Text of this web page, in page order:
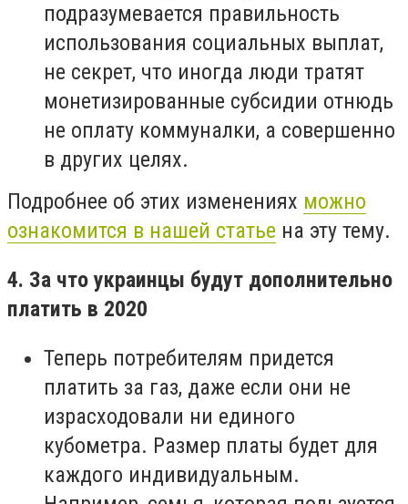
подразумевается правильность
использования социальных выплат,
не секрет, что иногда люди тратят
монетизированные субсидии отнюдь
не оплату коммуналки, а совершенно
в других целях.
Подробнее об этих изменениях можно
ознакомится в нашей статье на эту тему.
4. За что украинцы будут дополнительно
платить в 2020
Теперь потребителям придется
платить за газ, даже если они не
израсходовали ни единого
кубометра. Размер платы будет для
каждого индивидуальным.